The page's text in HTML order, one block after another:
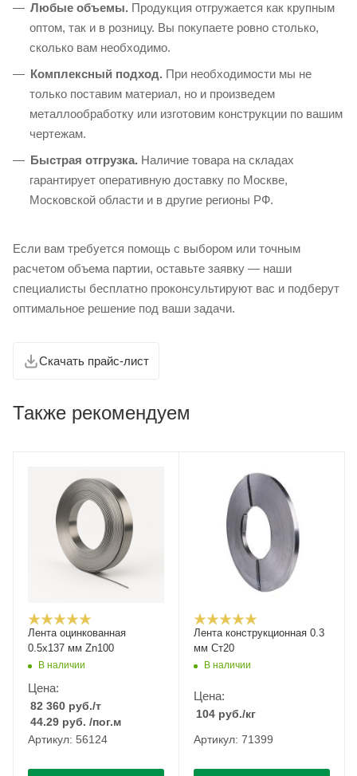
Любые объемы. Продукция отгружается как крупным
оптом, так и в розницу. Вы покупаете ровно столько,
сколько вам необходимо.
Комплексный подход. При необходимости мы не
только поставим материал, но и произведем
металлообработку или изготовим конструкции по вашим
чертежам.
Быстрая отгрузка. Наличие товара на складах
гарантирует оперативную доставку по Москве,
Московской области и в другие регионы РФ.
Если вам требуется помощь с выбором или точным
расчетом объема партии, оставьте заявку — наши
специалисты бесплатно проконсультируют вас и подберут
оптимальное решение под ваши задачи.
Скачать прайс-лист
Также рекомендуем
Лента оцинкованная
0.5х137 мм Zn100
В наличии
Цена:
82 360 руб./т
44.29 руб. /пог.м
Артикул: 56124
Лента конструкционная 0.3
мм Ст20
В наличии
Цена:
104 руб./кг
Артикул: 71399